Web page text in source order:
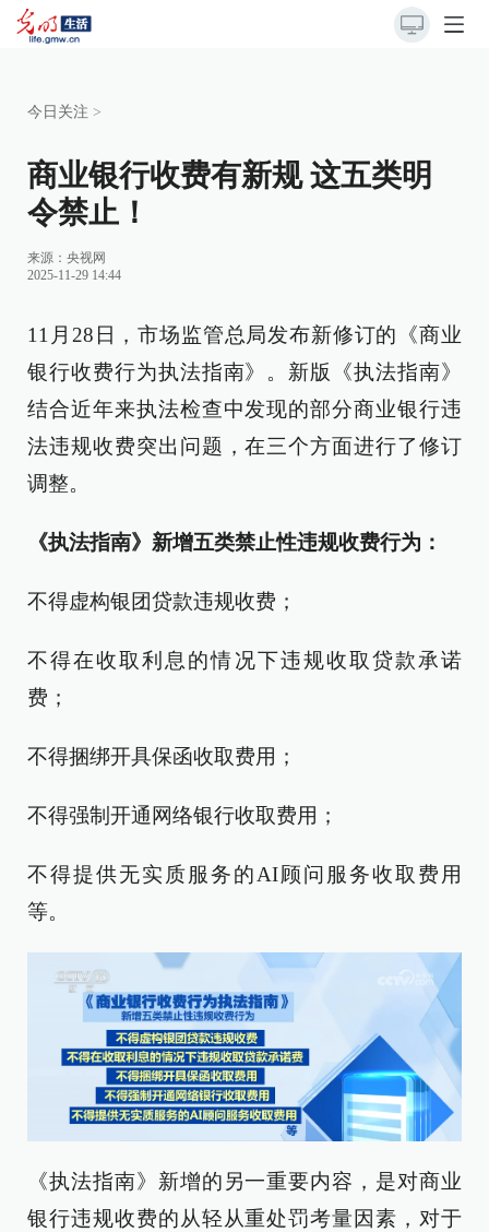
今日关注 >
商业银行收费有新规 这五类明
令禁止！
来源： 央视网
2025-11-29 14:44
11月28日，市场监管总局发布新修订的《商业
银行收费行为执法指南》。新版《执法指南》
结合近年来执法检查中发现的部分商业银行违
法违规收费突出问题，在三个方面进行了修订
调整。
《执法指南》新增五类禁止性违规收费行为：
不得虚构银团贷款违规收费；
不得在收取利息的情况下违规收取贷款承诺
费；
不得捆绑开具保函收取费用；
不得强制开通网络银行收取费用；
不得提供无实质服务的AI顾问服务收取费用
等。
《执法指南》新增的另一重要内容，是对商业
银行违规收费的从轻从重处罚考量因素，对于